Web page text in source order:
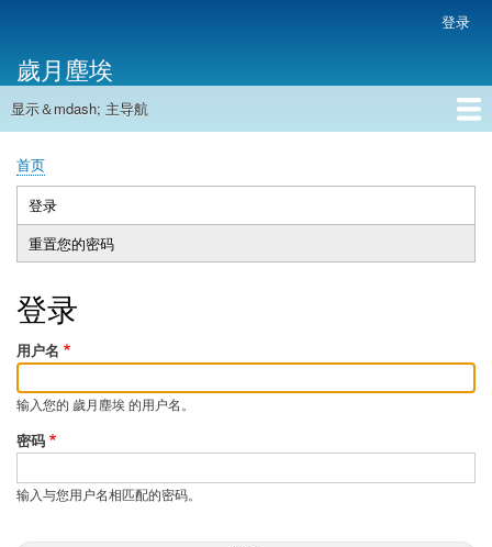
主
内
帐
户
菜
单
登录
歲月塵埃
主
航
显示＆mdash; 主导航
首页
面
包
屑
首页
主
标
登录
动
标
重置您的密码
登录
用户名
输入您的 歲月塵埃 的用户名。
密码
输入与您用户名相匹配的密码。